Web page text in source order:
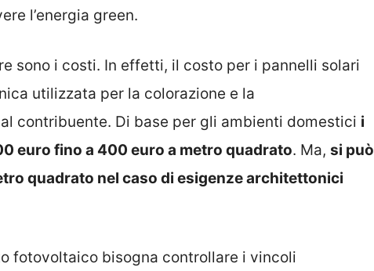
l’energia green.
sono i costi. In effetti, il costo per i pannelli solari
utilizzata per la colorazione e la
contribuente. Di base per gli ambienti domestici i
euro fino a 400 euro a metro quadrato. Ma, si può
quadrato nel caso di esigenze architettonici
fotovoltaico bisogna controllare i vincoli